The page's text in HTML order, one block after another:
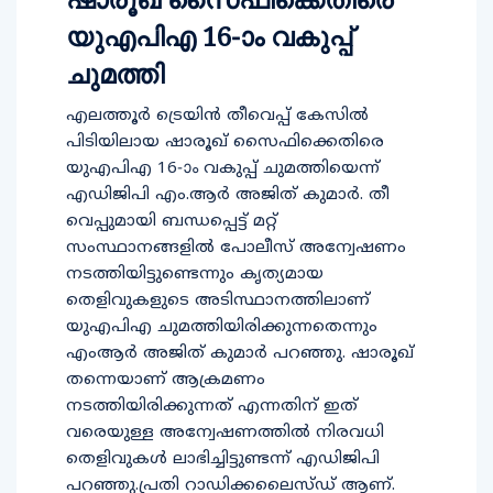
യുഎപിഎ 16-ാം വകുപ്പ്
ചുമത്തി
എലത്തൂർ ട്രെയിൻ തീവെപ്പ് കേസിൽ
പിടിയിലായ ഷാരൂഖ് സൈഫിക്കെതിരെ
യുഎപിഎ 16-ാം വകുപ്പ് ചുമത്തിയെന്ന്
എഡിജിപി എം.ആർ അജിത് കുമാർ. തീ
വെപ്പുമായി ബന്ധപ്പെട്ട് മറ്റ്
സംസ്ഥാനങ്ങളിൽ പോലീസ് അന്വേഷണം
നടത്തിയിട്ടുണ്ടെന്നും കൃത്യമായ
തെളിവുകളുടെ അടിസ്ഥാനത്തിലാണ്
യുഎപിഎ ചുമത്തിയിരിക്കുന്നതെന്നും
എംആർ അജിത് കുമാർ പറഞ്ഞു. ഷാരൂഖ്
തന്നെയാണ് ആക്രമണം
നടത്തിയിരിക്കുന്നത് എന്നതിന് ഇത്
വരെയുള്ള അന്വേഷണത്തിൽ നിരവധി
തെളിവുകൾ ലാഭിച്ചിട്ടുണ്ടന്ന് എഡിജിപി
പറഞ്ഞു.പ്രതി റാഡിക്കലൈസ്ഡ് ആണ്.